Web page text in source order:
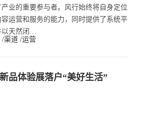
业的重要参与者。风行始终将自身定位
运营和服务的能力，同时提供了系统平
以天然闭…
/渠道 /运营
品体验展落户“美好生活”